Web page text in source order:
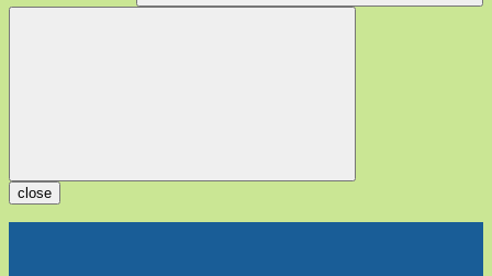
close